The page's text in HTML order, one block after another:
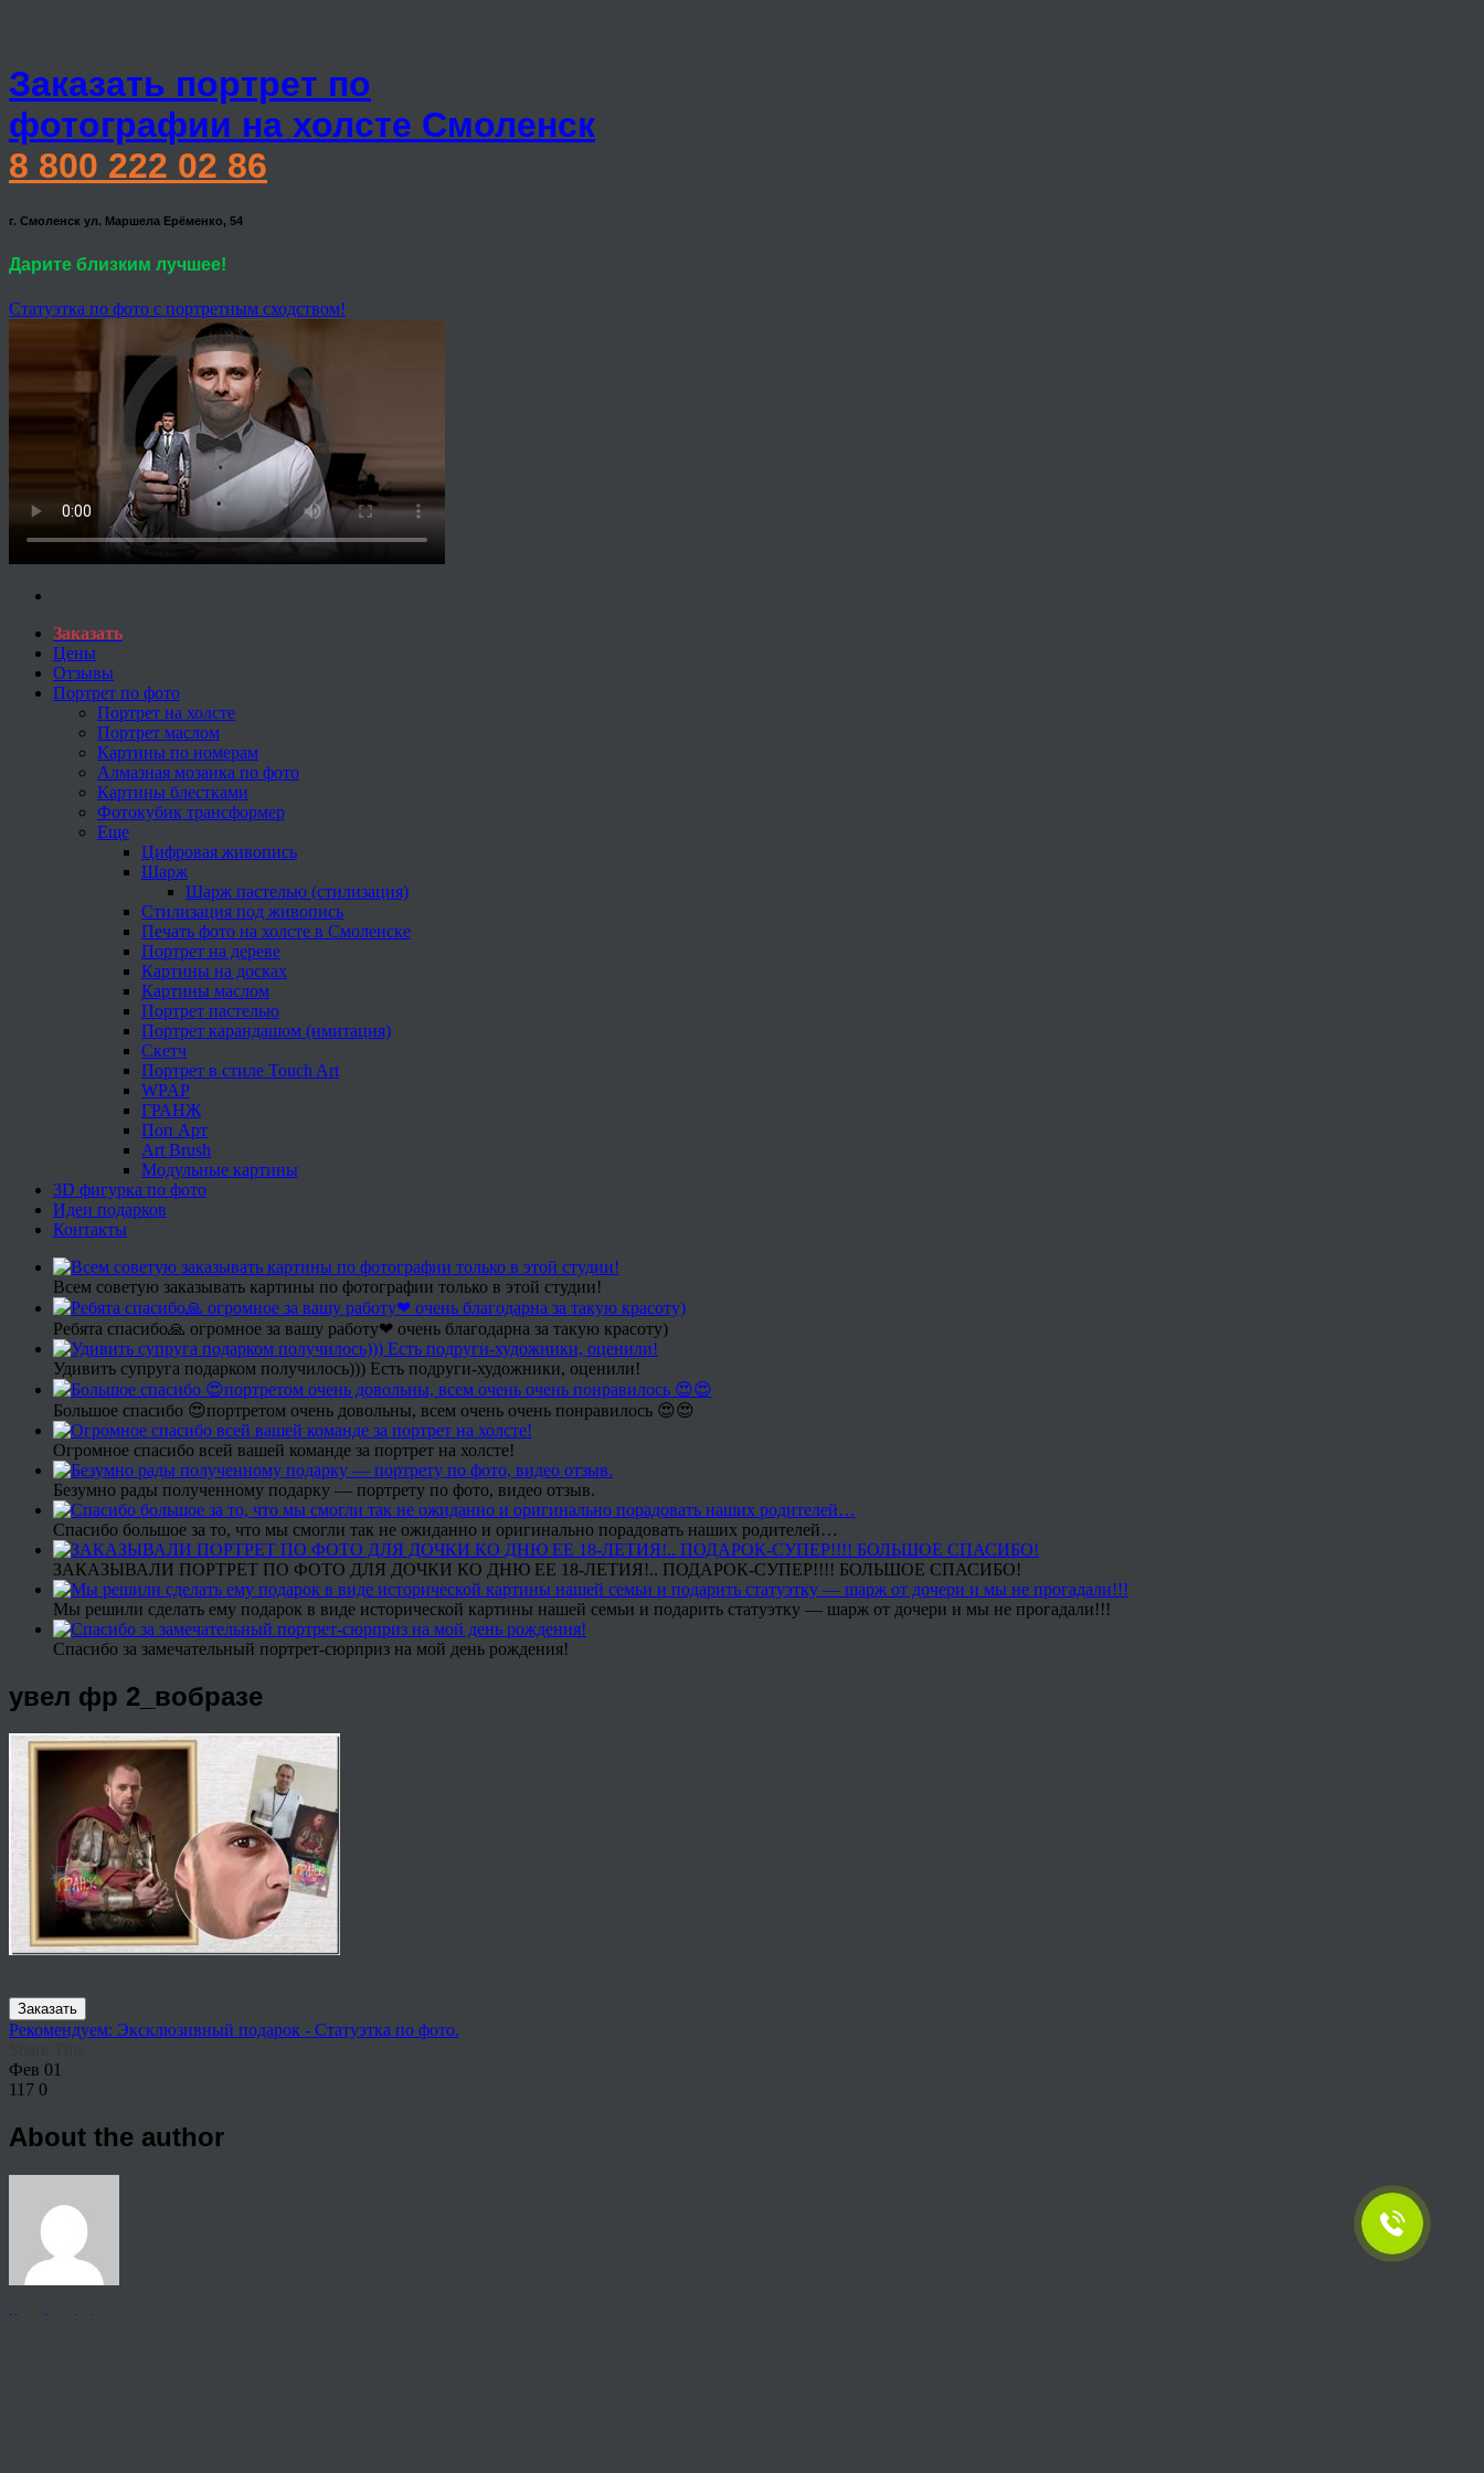
Заказать портрет по
фотографии на холсте Смоленск
8 800 222 02 86
г. Смоленск ул. Маршела Ерёменко, 54
Дарите близким лучшее!
Статуэтка по фото с портретным сходством!
Заказать
Цены
Отзывы
Портрет по фото
Портрет на холсте
Портрет маслом
Картины по номерам
Алмазная мозаика по фото
Картины блестками
Фотокубик трансформер
Еще
Цифровая живопись
Шарж
Шарж пастелью (стилизация)
Стилизация под живопись
Печать фото на холсте в Смоленске
Портрет на дереве
Картины на досках
Картины маслом
Портрет пастелью
Портрет карандашом (имитация)
Скетч
Портрет в стиле Touch Art
WPAP
ГРАНЖ
Поп Арт
Art Brush
Модульные картины
3D фигурка по фото
Идеи подарков
Контакты
Всем советую заказывать картины по фотографии только в этой студии!
Ребята спасибо🙏 огромное за вашу работу❤ очень благодарна за такую красоту)
Удивить супруга подарком получилось))) Есть подруги-художники, оценили!
Большое спасибо 😍портретом очень довольны, всем очень очень понравилось 😍😍
Огромное спасибо всей вашей команде за портрет на холсте!
Безумно рады полученному подарку — портрету по фото, видео отзыв.
Спасибо большое за то, что мы смогли так не ожиданно и оригинально порадовать наших родителей…
ЗАКАЗЫВАЛИ ПОРТРЕТ ПО ФОТО ДЛЯ ДОЧКИ КО ДНЮ ЕЕ 18-ЛЕТИЯ!.. ПОДАРОК-СУПЕР!!!! БОЛЬШОЕ СПАСИБО!
Мы решили сделать ему подарок в виде исторической картины нашей семьи и подарить статуэтку — шарж от дочери и мы не прогадали!!!
Спасибо за замечательный портрет-сюрприз на мой день рождения!
увел фр 2_вобразе
Заказать
Рекомендуем: Эксклюзивный подарок - Статуэтка по фото.
Фев 01
117 0
About the author
View all articles by anton